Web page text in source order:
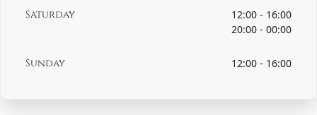
Saturday
12:00 - 16:00
20:00 - 00:00
Sunday 12:00 - 16:00